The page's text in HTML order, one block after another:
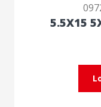
5.5X15